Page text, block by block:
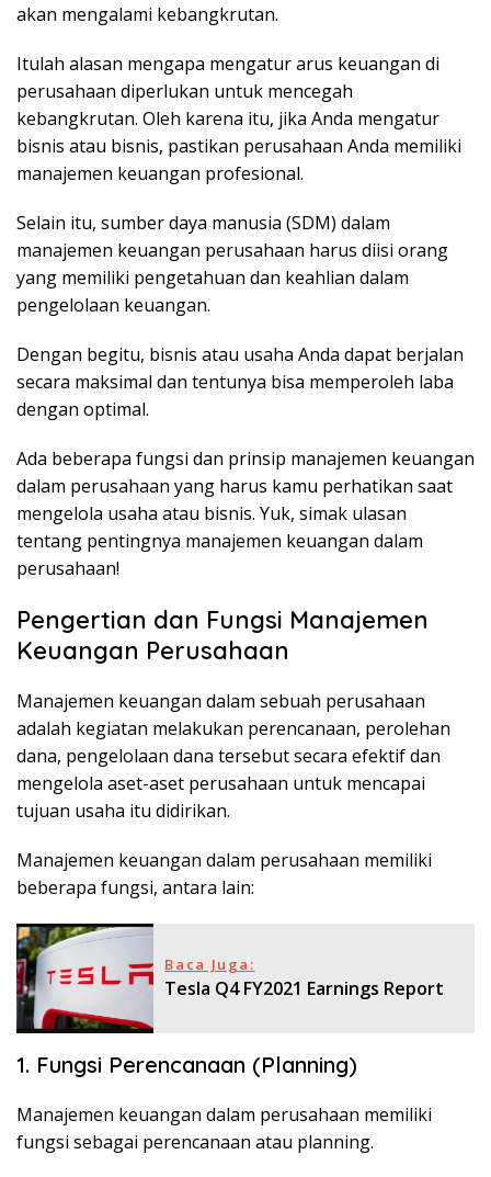
akan mengalami kebangkrutan.
Itulah alasan mengapa mengatur arus keuangan di
perusahaan diperlukan untuk mencegah
kebangkrutan. Oleh karena itu, jika Anda mengatur
bisnis atau bisnis, pastikan perusahaan Anda memiliki
manajemen keuangan profesional.
Selain itu, sumber daya manusia (SDM) dalam
manajemen keuangan perusahaan harus diisi orang
yang memiliki pengetahuan dan keahlian dalam
pengelolaan keuangan.
Dengan begitu, bisnis atau usaha Anda dapat berjalan
secara maksimal dan tentunya bisa memperoleh laba
dengan optimal.
Ada beberapa fungsi dan prinsip manajemen keuangan
dalam perusahaan yang harus kamu perhatikan saat
mengelola usaha atau bisnis. Yuk, simak ulasan
tentang pentingnya manajemen keuangan dalam
perusahaan!
Pengertian dan Fungsi Manajemen
Keuangan Perusahaan
Manajemen keuangan dalam sebuah perusahaan
adalah kegiatan melakukan perencanaan, perolehan
dana, pengelolaan dana tersebut secara efektif dan
mengelola aset-aset perusahaan untuk mencapai
tujuan usaha itu didirikan.
Manajemen keuangan dalam perusahaan memiliki
beberapa fungsi, antara lain:
Baca Juga:
Tesla Q4 FY2021 Earnings Report
1. Fungsi Perencanaan (Planning)
Manajemen keuangan dalam perusahaan memiliki
fungsi sebagai perencanaan atau planning.